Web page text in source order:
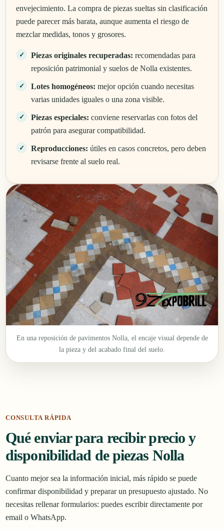
envejecimiento. La compra de piezas sueltas sin clasificación
puede parecer más barata, aunque aumenta el riesgo de
mezclar medidas, tonos y grosores.
Piezas originales recuperadas: recomendadas para
reposición patrimonial y suelos de Nolla existentes.
Lotes homogéneos: mejor opción cuando necesitas
varias unidades iguales o una zona visible.
Piezas especiales: conviene reservarlas con fotos del
patrón para asegurar compatibilidad.
Reproducciones: útiles en casos concretos, pero deben
revisarse frente al suelo real.
En una reposición de pavimentos Nolla, el encaje visual depende de
la pieza y del acabado final del suelo.
CONSULTA RÁPIDA
Qué enviar para recibir precio y
disponibilidad de piezas Nolla
Cuanto mejor sea la información inicial, más rápido se puede
confirmar disponibilidad y preparar un presupuesto ajustado. No
necesitas rellenar formularios: puedes escribir directamente por
email o WhatsApp.